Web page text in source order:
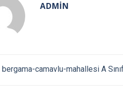
ADMIN
bergama-camavlu-mahallesi A